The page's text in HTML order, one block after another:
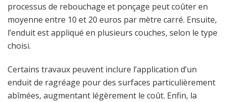
processus de rebouchage et ponçage peut coûter en
moyenne entre 10 et 20 euros par mètre carré. Ensuite,
l’enduit est appliqué en plusieurs couches, selon le type
choisi.
Certains travaux peuvent inclure l’application d’un
enduit de ragréage pour des surfaces particulièrement
abîmées, augmentant légèrement le coût. Enfin, la